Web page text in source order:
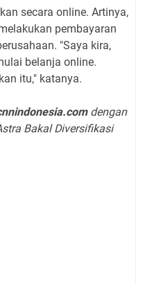
secara online. Artinya,
pembayaran
"Saya kira,
belanja online.
itu," katanya.
dengan
Bakal Diversifikasi